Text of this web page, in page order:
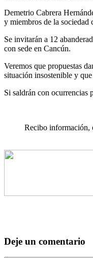
Demetrio Cabrera
y miembros de la sociedad
Se invitarán a 12
con sede en Cancún.
Veremos que propuestas
situación insostenible y
Si saldrán con ocurrencias
Recibo información,
Deje un comentario